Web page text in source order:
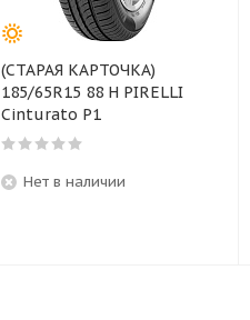
(СТАРАЯ КАРТОЧКА)
185/65R15 88 H PIRELLI
Cinturato P1
Нет в наличии